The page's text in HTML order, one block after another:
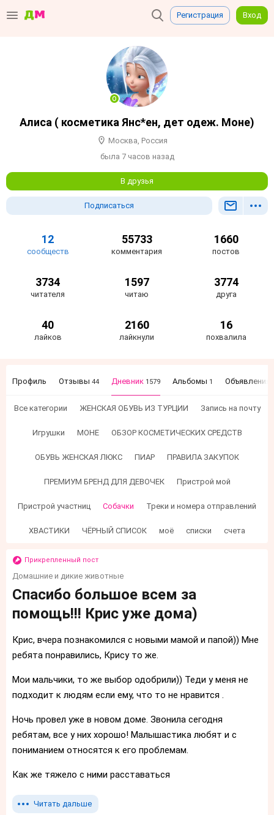
Регистрация Вход
Алиса ( косметика Янс*ен, дет одеж. Моне)
Москва, Россия
была 7 часов назад
В друзья
Подписаться
12
сообществ
55733
комментария
1660
постов
3734
читателя
1597
читаю
3774
друга
40
лайков
2160
лайкнули
16
похвалила
Профиль Отзывы 44 Дневник 1579 Альбомы 1 Объявления
Все категории ЖЕНСКАЯ ОБУВЬ ИЗ ТУРЦИИ Запись на почту
Игрушки МОНЕ ОБЗОР КОСМЕТИЧЕСКИХ СРЕДСТВ
ОБУВЬ ЖЕНСКАЯ ЛЮКС ПИАР ПРАВИЛА ЗАКУПОК
ПРЕМИУМ БРЕНД ДЛЯ ДЕВОЧЕК Пристрой мой
Пристрой участниц Собачки Треки и номера отправлений
ХВАСТИКИ ЧЁРНЫЙ СПИСОК моё списки счета
Прикрепленный пост
Домашние и дикие животные
Спасибо большое всем за
помощь!!! Крис уже дома)
Крис, вчера познакомился с новыми мамой и папой)) Мне
ребята понравились, Крису то же.
Мои мальчики, то же выбор одобрили)) Теди у меня не
подходит к людям если ему, что то не нравится .
Ночь провел уже в новом доме. Звонила сегодня
ребятам, все у них хорошо! Малышастика любят и с
пониманием относятся к его проблемам.
Как же тяжело с ними расставаться
Читать дальше